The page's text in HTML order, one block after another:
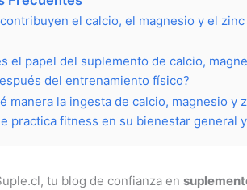
el calcio, el magnesio y el
el papel del suplemento de calcio,
del entrenamiento físico?
manera la ingesta de calcio, magnesio y
practica fitness en su bienestar general
tu blog de confianza en